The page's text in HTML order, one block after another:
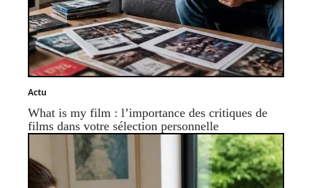
Actu
What is my film : l’importance des critiques de
films dans votre sélection personnelle